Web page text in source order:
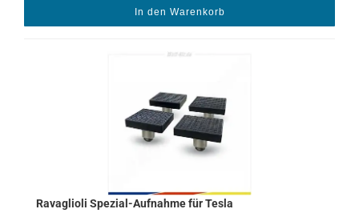
In den Warenkorb
Ra­vaglio­li Spezial-​​Auf­nah­me für Tesla